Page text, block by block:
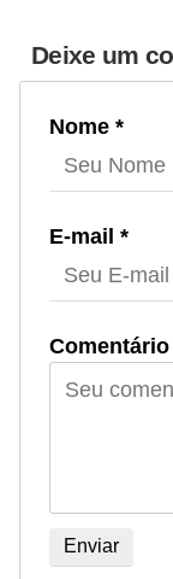
Deixe um
Nome *
E-mail *
Comentário